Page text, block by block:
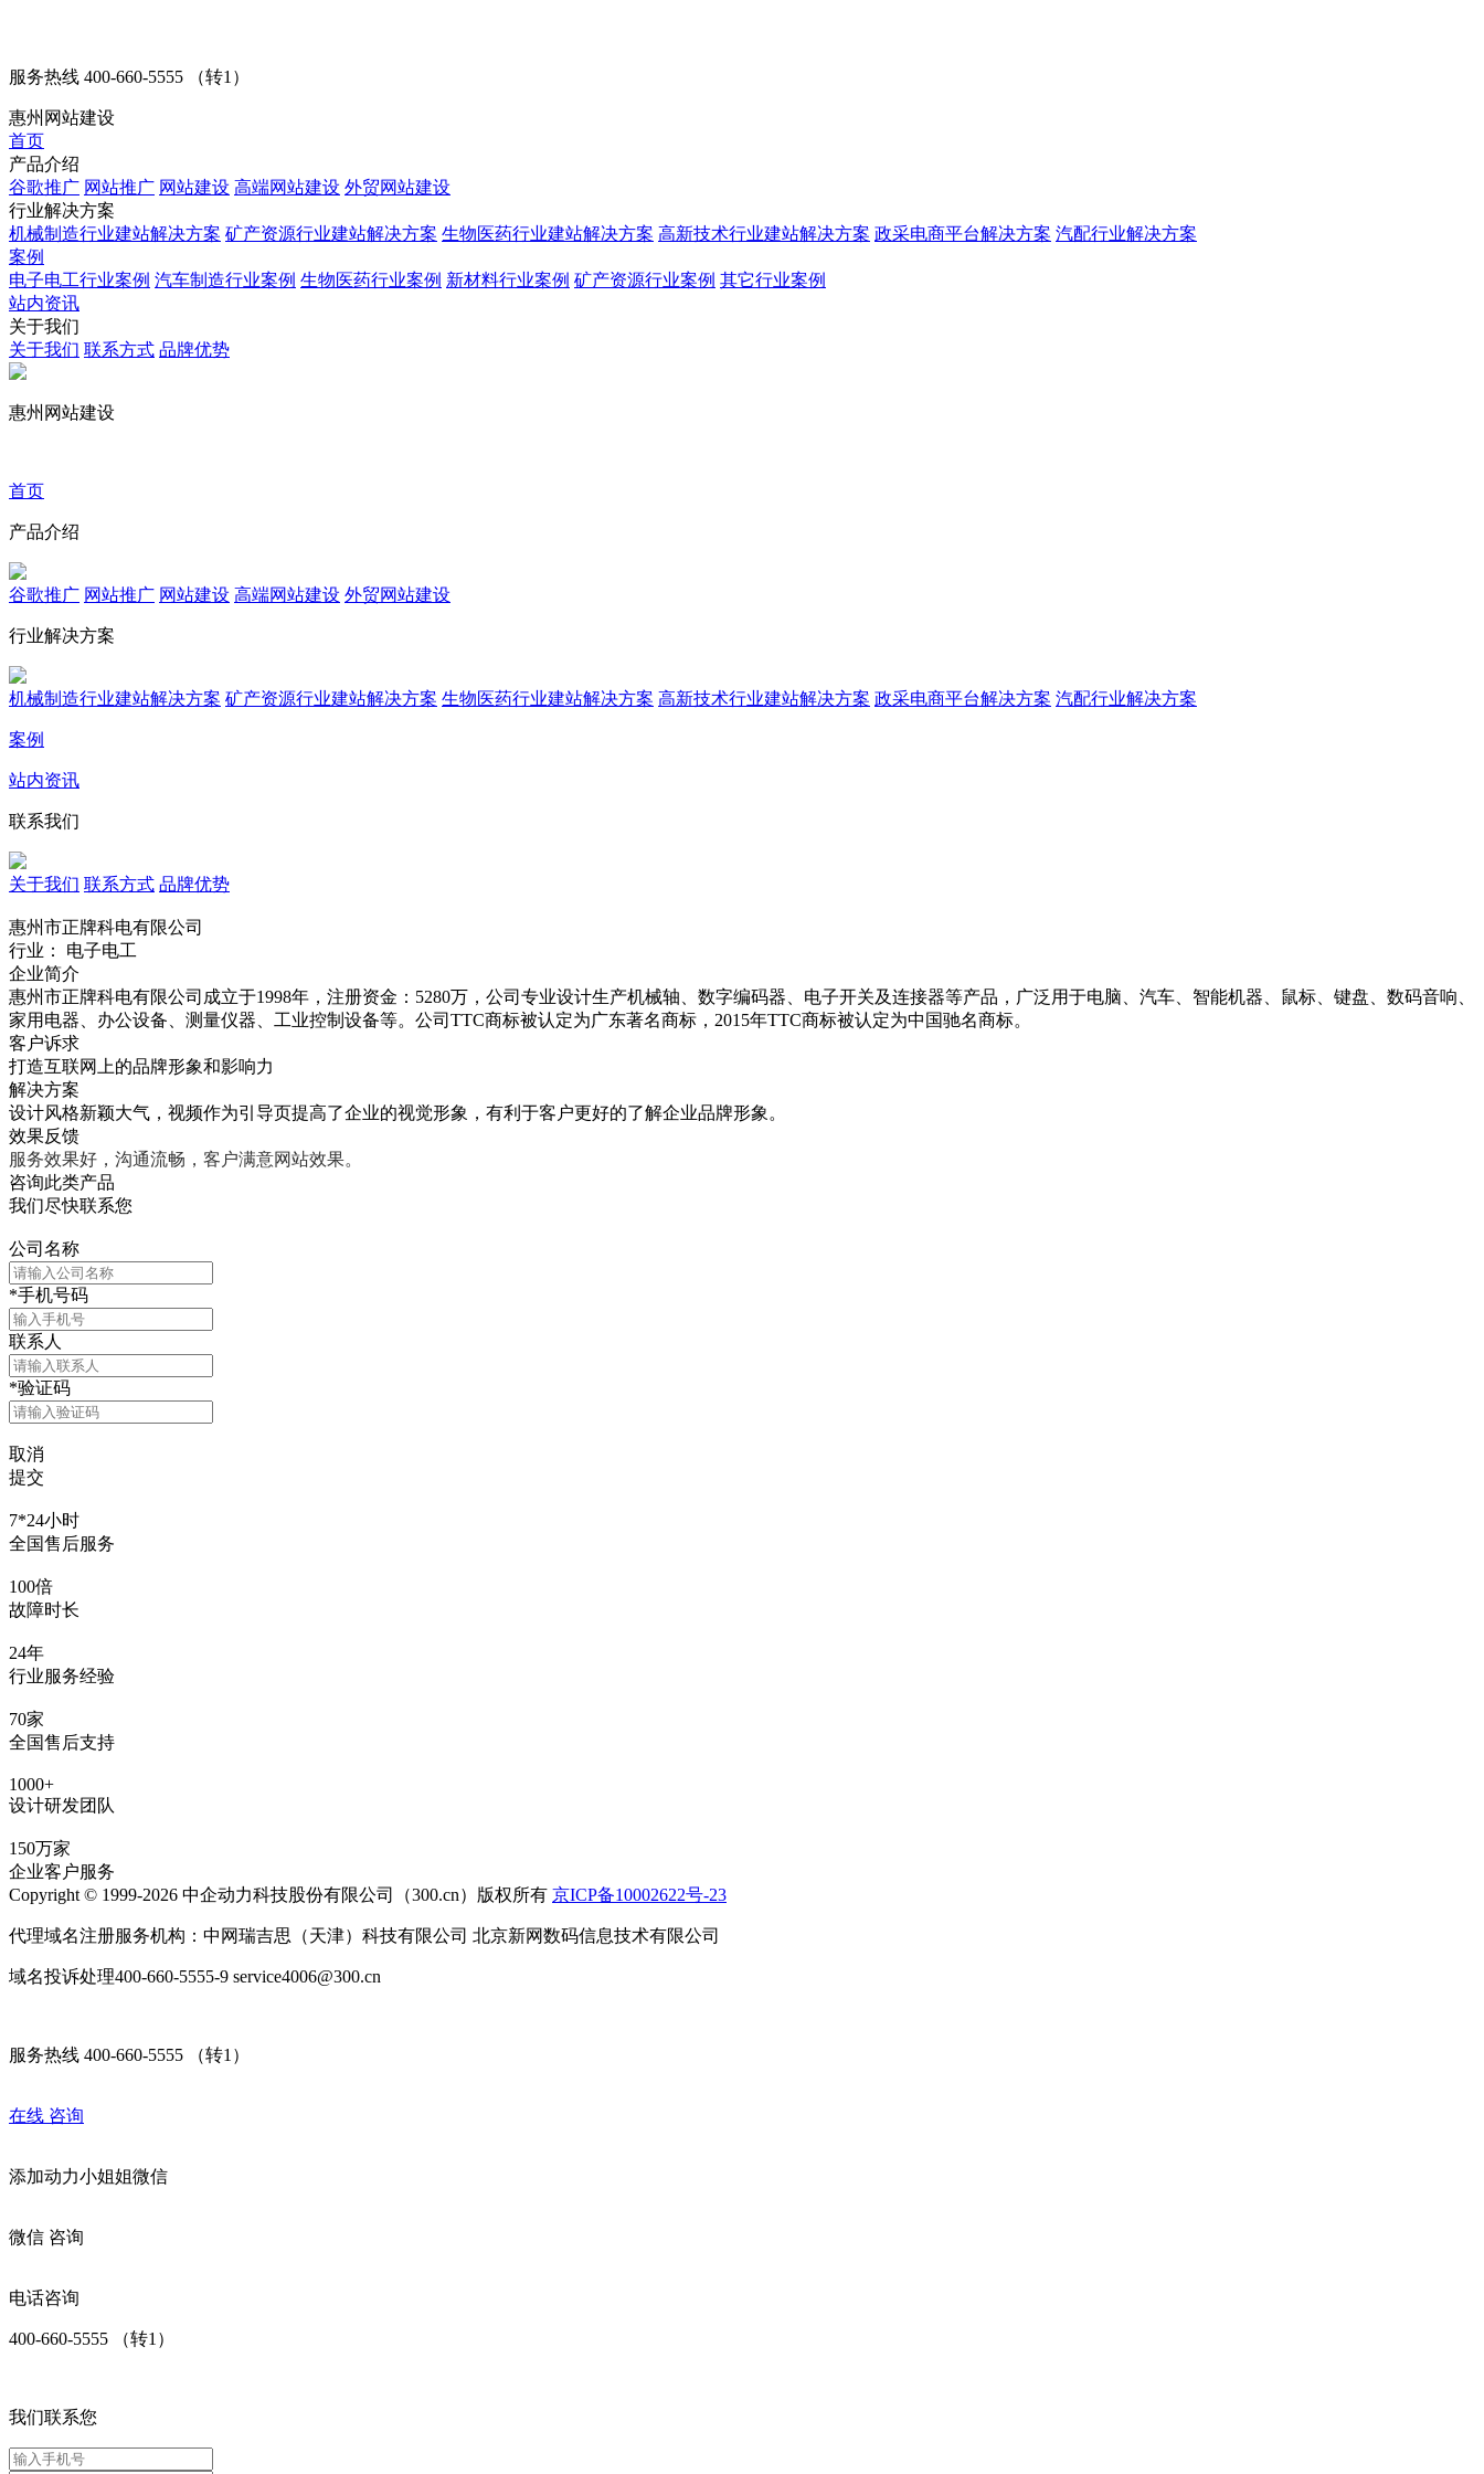
服务热线 400-660-5555 （转1）
惠州网站建设
首页
产品介绍
谷歌推广 网站推广 网站建设 高端网站建设 外贸网站建设
行业解决方案
机械制造行业建站解决方案 矿产资源行业建站解决方案 生物医药行业建站解决方案 高新技术行业建站解决方案 政采电商平台解决方案 汽配行业解决方案
案例
电子电工行业案例 汽车制造行业案例 生物医药行业案例 新材料行业案例 矿产资源行业案例 其它行业案例
站内资讯
关于我们
关于我们 联系方式 品牌优势
惠州网站建设
首页
产品介绍
谷歌推广 网站推广 网站建设 高端网站建设 外贸网站建设
行业解决方案
机械制造行业建站解决方案 矿产资源行业建站解决方案 生物医药行业建站解决方案 高新技术行业建站解决方案 政采电商平台解决方案 汽配行业解决方案
案例
站内资讯
联系我们
关于我们 联系方式 品牌优势
惠州市正牌科电有限公司
行业： 电子电工
企业简介
惠州市正牌科电有限公司成立于1998年，注册资金：5280万，公司专业设计生产机械轴、数字编码器、电子开关及连接器等产品，广泛用于电脑、汽车、智能机器、鼠标、键盘、数码音响、
家用电器、办公设备、测量仪器、工业控制设备等。公司TTC商标被认定为广东著名商标，2015年TTC商标被认定为中国驰名商标。
客户诉求
打造互联网上的品牌形象和影响力
解决方案
设计风格新颖大气，视频作为引导页提高了企业的视觉形象，有利于客户更好的了解企业品牌形象。
效果反馈
服务效果好，沟通流畅，客户满意网站效果。
咨询此类产品
我们尽快联系您
公司名称
*手机号码
联系人
*验证码
取消
提交
7*24小时
全国售后服务
100倍
故障时长
24年
行业服务经验
70家
全国售后支持
1000+
设计研发团队
150万家
企业客户服务
Copyright © 1999-2026 中企动力科技股份有限公司（300.cn）版权所有 京ICP备10002622号-23
代理域名注册服务机构：中网瑞吉思（天津）科技有限公司 北京新网数码信息技术有限公司
域名投诉处理400-660-5555-9 service4006@300.cn
服务热线 400-660-5555 （转1）
在线 咨询
添加动力小姐姐微信
微信 咨询
电话咨询
400-660-5555 （转1）
我们联系您